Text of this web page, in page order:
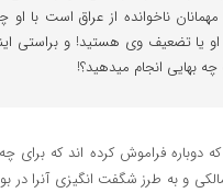
ناخوانده از عراق است با او
یا تضعیف وی هستید! و براستی
چه بهایی انجام میدهید؟!
که دوباره فراموش کرده اند که
و به طرز شگفت انگیزی آنرا در